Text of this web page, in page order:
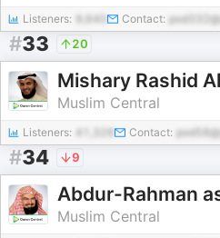
Listeners: 9,640 Contact:
#33 20
Mishary Rashid
Muslim Central
Listeners: Contact:
#34 9
Abdur-Rahman
Muslim Central